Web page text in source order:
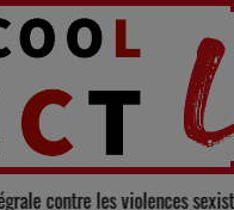
loi intégrale contre les